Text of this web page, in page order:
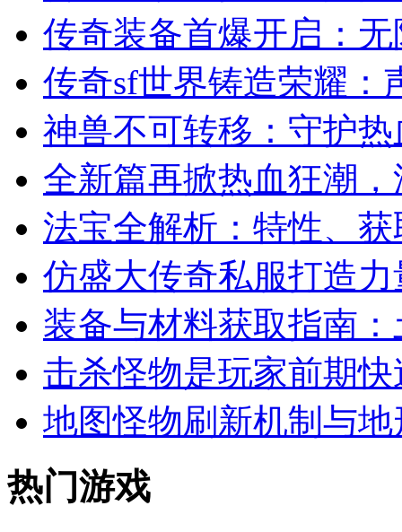
传奇装备首爆开启：
传奇sf世界铸造荣耀：
神兽不可转移：守护
全新篇再掀热血狂潮
法宝全解析：特性、
仿盛大传奇私服打造
装备与材料获取指南
击杀怪物是玩家前期
地图怪物刷新机制与
热门游戏